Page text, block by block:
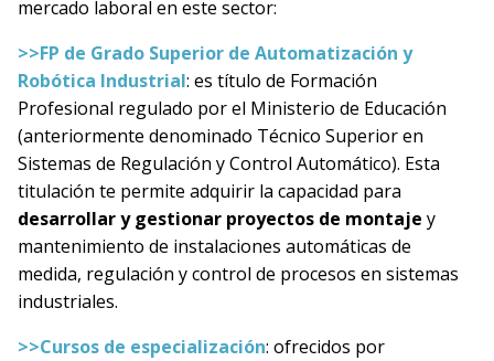
mercado laboral en este sector:
>>FP de Grado Superior de Automatización y
Robótica Industrial: es título de Formación
Profesional regulado por el Ministerio de Educación
(anteriormente denominado Técnico Superior en
Sistemas de Regulación y Control Automático). Esta
titulación te permite adquirir la capacidad para
desarrollar y gestionar proyectos de montaje y
mantenimiento de instalaciones automáticas de
medida, regulación y control de procesos en sistemas
industriales.
>>Cursos de especialización: ofrecidos por